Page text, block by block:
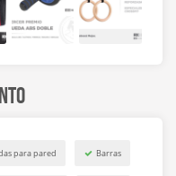
para pared Barras